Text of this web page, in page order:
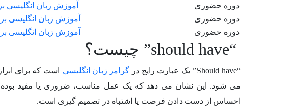
دوره حضوری
آموزش زبان انگلیسی
دوره حضوری
آموزش زبان انگلیسی
دوره حضوری
آموزش زبان انگلیسی
“should have” چیست؟
“Should have” یک عبارت رایج در گرامر زبان انگلیسی است که برای
می شود. این نشان می دهد که یک عمل مناسب، ضروری یا مفید بوده
احساس از دست دادن فرصت یا اشتباه در تصمیم گیری است.